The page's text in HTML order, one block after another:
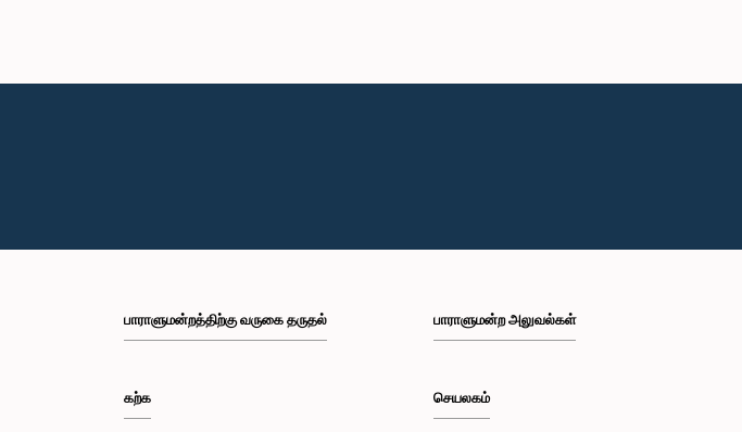
பாராளுமன்றத்திற்கு வருகை தருதல்
கற்க
பாராளுமன்ற அலுவல்கள்
செயலகம்